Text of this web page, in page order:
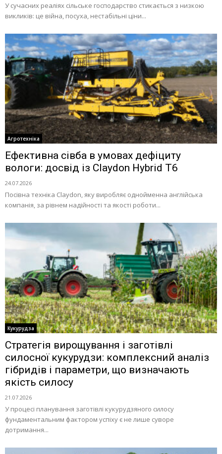
У сучасних реаліях сільське господарство стикається з низкою
викликів: це війна, посуха, нестабільні ціни...
Агротехніка
Ефективна сівба в умовах дефіциту
вологи: досвід із Claydon Hybrid Т6
24.07.2026
Посівна техніка Claydon, яку виробляє однойменна англійська
компанія, за рівнем надійності та якості роботи...
Кукурудза
Стратегія вирощування і заготівлі
силосної кукурудзи: комплексний аналіз
гібридів і параметри, що визначають
якість силосу
21.07.2026
У процесі планування заготівлі кукурудзяного силосу
фундаментальним фактором успіху є не лише суворе
дотримання...